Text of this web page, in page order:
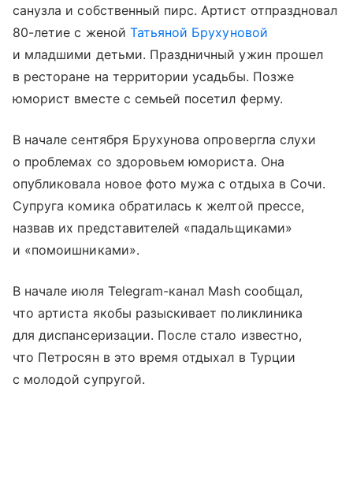
санузла и собственный пирс. Артист отпраздновал
80-летие с женой Татьяной Брухуновой
и младшими детьми. Праздничный ужин прошел
в ресторане на территории усадьбы. Позже
юморист вместе с семьей посетил ферму.
В начале сентября Брухунова опровергла слухи
о проблемах со здоровьем юмориста. Она
опубликовала новое фото мужа с отдыха в Сочи.
Супруга комика обратилась к желтой прессе,
назвав их представителей «падальщиками»
и «помоишниками».
В начале июля Telegram-канал Mash сообщал,
что артиста якобы разыскивает поликлиника
для диспансеризации. После стало известно,
что Петросян в это время отдыхал в Турции
с молодой супругой.